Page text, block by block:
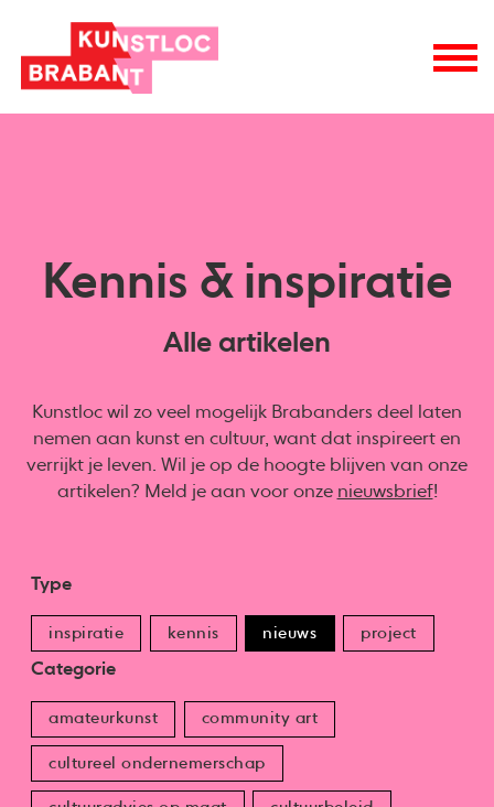
Kennis & inspiratie
Alle artikelen
Kunstloc wil zo veel mogelijk Brabanders deel laten
nemen aan kunst en cultuur, want dat inspireert en
verrijkt je leven. Wil je op de hoogte blijven van onze
artikelen? Meld je aan voor onze nieuwsbrief!
Type
inspiratie kennis nieuws project
Categorie
amateurkunst community art
cultureel ondernemerschap